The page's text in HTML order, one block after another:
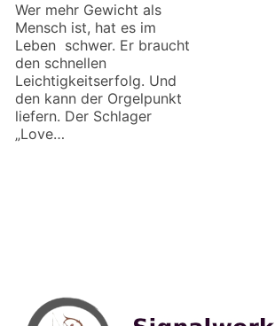
Wer mehr Gewicht als
Mensch ist, hat es im
Leben schwer. Er braucht
den schnellen
Leichtigkeitserfolg. Und
den kann der Orgelpunkt
liefern. Der Schlager
„Love…